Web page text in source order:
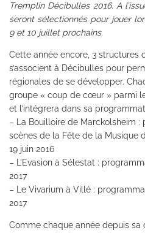
Tremplin Décibulles 2016. A
seront sélectionnés pour jouer
9 et 10 juillet prochains.
Cette année encore, 3 structures
s’associent à Décibulles pour
régionales de se développer.
groupe « coup de cœur » parmi
et l’intégrera dans sa
– La Bouilloire de Marckolsheim :
scènes de la Fête de la Musique
19 juin 2016
– L’Evasion à Sélestat :
2017
– Le Vivarium à Villé :
2017
Comme chaque année depuis